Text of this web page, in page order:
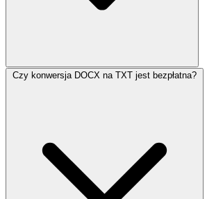
Czy konwersja DOCX na TXT jest bezpłatna?